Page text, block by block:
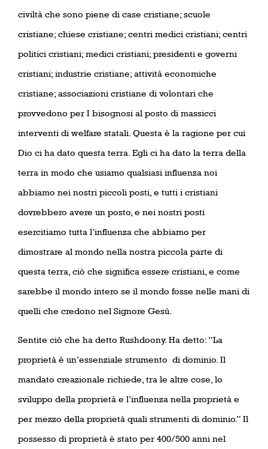
civiltà che sono piene di case cristiane; scuole
cristiane; chiese cristiane; centri medici cristiani; centri
politici cristiani; medici cristiani; presidenti e governi
cristiani; industrie cristiane; attività economiche
cristiane; associazioni cristiane di volontari che
provvedono per I bisognosi al posto di massicci
interventi di welfare statali. Questa è la ragione per cui
Dio ci ha dato questa terra. Egli ci ha dato la terra della
terra in modo che usiamo qualsiasi influenza noi
abbiamo nei nostri piccoli posti, e tutti i cristiani
dovrebbero avere un posto, e nei nostri posti
esercitiamo tutta l’influenza che abbiamo per
dimostrare al mondo nella nostra piccola parte di
questa terra, ciò che significa essere cristiani, e come
sarebbe il mondo intero se il mondo fosse nelle mani di
quelli che credono nel Signore Gesù.
Sentite ciò che ha detto Rushdoony. Ha detto: “La
proprietà è un’essenziale strumento di dominio. Il
mandato creazionale richiede, tra le altre cose, lo
sviluppo della proprietà e l’influenza nella proprietà e
per mezzo della proprietà quali strumenti di dominio.” Il
possesso di proprietà è stato per 400/500 anni nel